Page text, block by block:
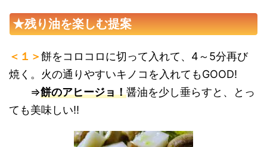
★残り油を楽しむ提案
＜１＞餅をコロコロに切って入れて、4～5分再び
焼く。火の通りやすいキノコを入れてもGOOD!
⇒餅のアヒージョ！醤油を少し垂らすと、とっ
ても美味しい!!